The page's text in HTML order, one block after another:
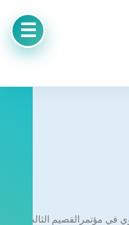
في مؤتمرالقصيم الثالث